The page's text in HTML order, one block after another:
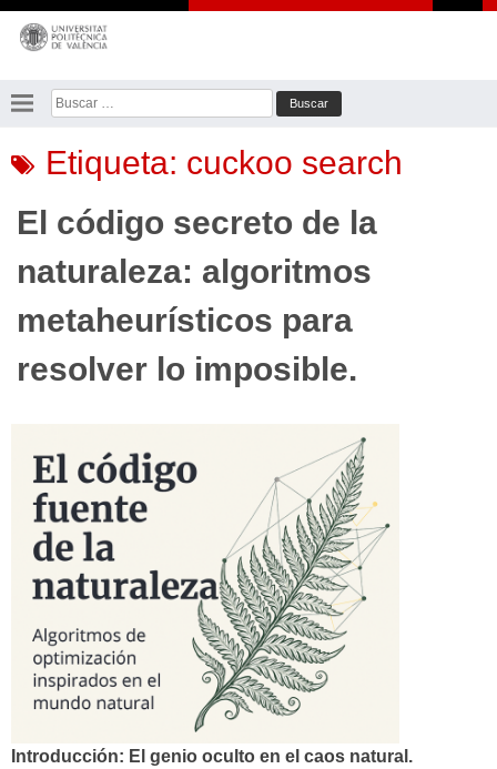
Saltar
contenido
Buscar:
Etiqueta: cuckoo search
El código secreto de la
naturaleza: algoritmos
metaheurísticos para
resolver lo imposible.
Introducción: El genio oculto en el caos natural.